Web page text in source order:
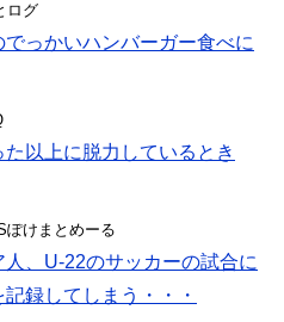
ログ
っかいハンバーガー食べに
以上に脱力しているとき
ぽけまとめーる
人、U-22のサッカーの試合に
録してしまう・・・